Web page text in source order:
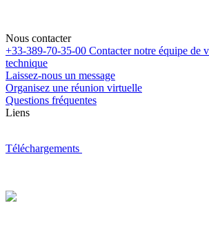
Nous contacter
+33-389-70-35-00 Contacter notre équipe de
technique
Laissez-nous un message
Organisez une réunion virtuelle
Questions fréquentes
Liens
Téléchargements